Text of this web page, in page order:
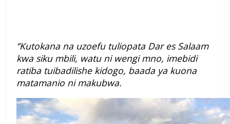
‘’Kutokana na uzoefu tuliopata Dar es Salaam
kwa siku mbili, watu ni wengi mno, imebidi
ratiba tuibadilishe kidogo, baada ya kuona
matamanio ni makubwa.